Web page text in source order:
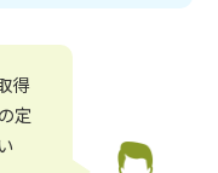
得
定